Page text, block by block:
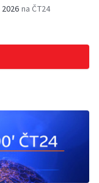
2026 na ČT24